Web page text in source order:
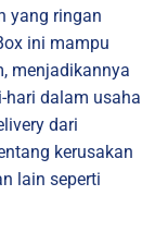
yang ringan
ini mampu
menjadikannya
hari dalam usaha
dari
kerusakan
lain seperti